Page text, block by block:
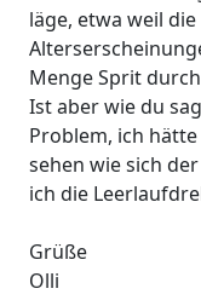
läge, etwa weil
Menge Sprit
Ist aber wie du
Problem, ich
sehen wie sich
ich die
Grüße
Olli